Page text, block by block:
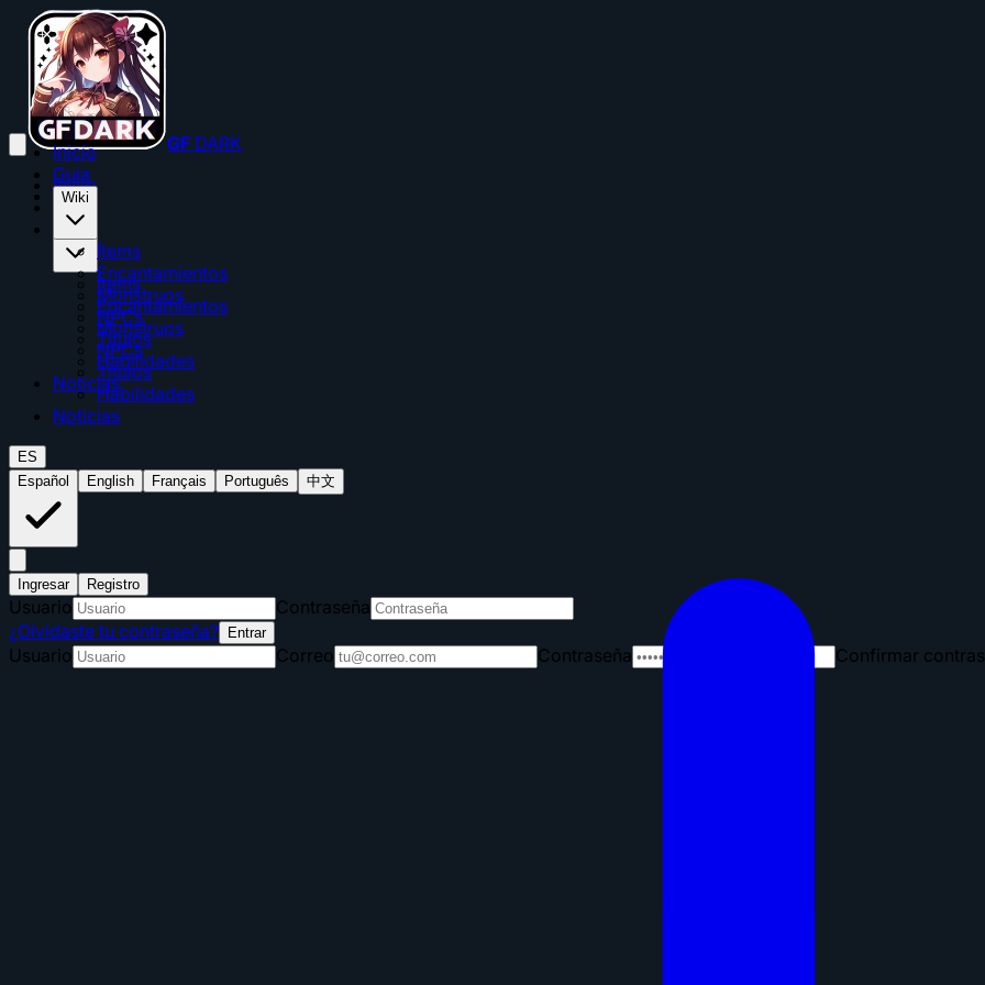
GF DARK
Inicio
Guía
Wiki
Ítems
Encantamientos
Monstruos
NPCs
Títulos
Habilidades
Noticias
ES
Español
English Français Português 中文
Ingresar Registro
Usuario
Contraseña
¿Olvidaste tu contraseña?
Entrar
Usuario Correo Contraseña Confirmar
Inicio
Guía
Wiki
Ítems
Encantamientos
Monstruos
NPCs
Títulos
Habilidades
Noticias